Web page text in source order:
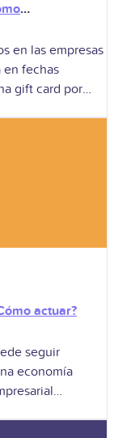
en las empresas
en fechas
gift card por
actuar?
seguir
economía